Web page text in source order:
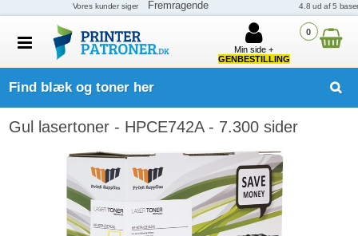
0
Min side +
GENBESTILLING
Find blæk og toner her
Gul lasertoner - HPCE742A - 7.300 sider